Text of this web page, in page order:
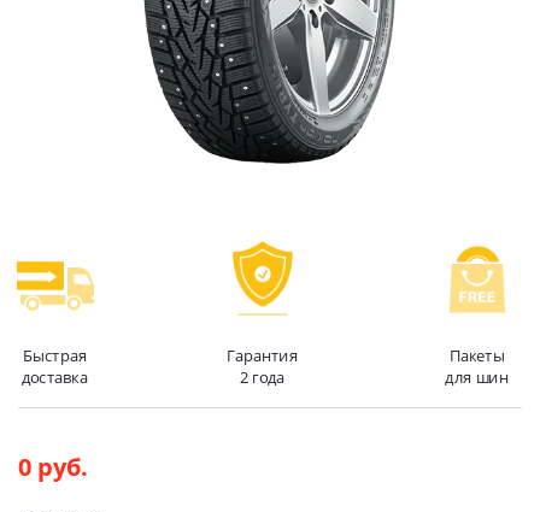
Быстрая
доставка
Гарантия
2 года
Пакеты
для шин
0 руб.